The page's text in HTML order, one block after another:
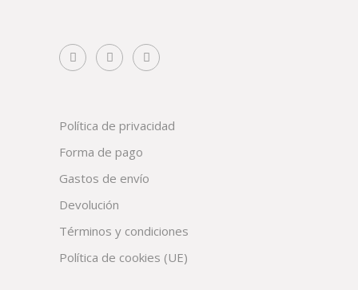
Política de privacidad
Forma de pago
Gastos de envío
Devolución
Términos y condiciones
Política de cookies (UE)